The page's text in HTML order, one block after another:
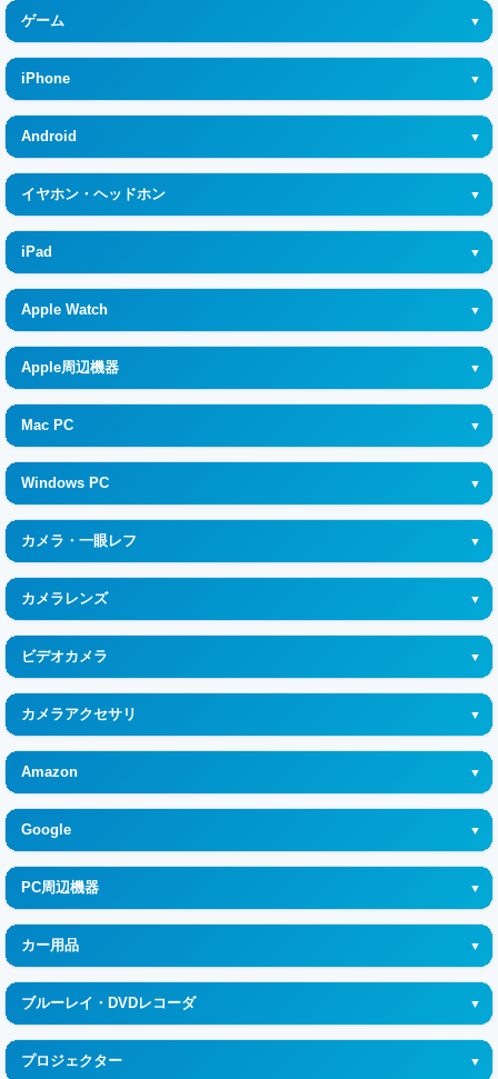
ゲーム
Nintendo Switch 2
Nintendo Switch
PlayStation5
PlayStation Portal
ゲームソフト
Steam
ASUS ROG
Meta Quest
PlayStation VR
PICO 4 (VRヘッドセット)
メガドライブミニ
その他
iPhone
iPhone17 ProMax
iPhone17 Pro
iPhone17
iPhone 17e
iPhone Air
iPhone16 Pro
iPhone16 Plus
iPhone16
iPhone16e
Android
Google (グーグル)
OPPO (オッポ)
Motorola (モトローラ)
SHARP (シャープ)
SONY (ソニー)
FCNT (エフシーエヌティー)
イヤホン・ヘッドホン
WF-1000XM
AirPods Pro
AirPods
AirPods Max
WH-1000XM
WF-C510
WH-ULT900N
WF-C700N
WH-CH720N
WH-CH520
INZONE
BOSE(ボーズ)
JBL
audio-technica (オーディオテクニカ)
Technics(テクニクス)
iPad
iPad
iPad Mini
iPad Air
iPad Pro
Apple Watch
Apple Watch Series 11
Apple Watch SE 第3世代
Apple Watch Ultra 3 GPS+Cellularモデル
Apple Watch Series 10
Apple Watch SE 第2世代
Apple周辺機器
Apple Pencil
AirTag
HomePod
充電アクセサリ
Apple TV
Mac PC
Mac book
Macデスクトップ
Windows PC
Surface
カメラ・一眼レフ
デジタル一眼カメラ
デジタルカメラ
フィルムカメラ
チェキ・インスタントカメラ
カメラレンズ
レンズ
ビデオカメラ
ビデオカメラ
カメラアクセサリ
フラッシュ・ストロボ
カメラバッテリー
カメラケース
Amazon
Kindle Paperwhite
Kindle
Kindle Scribe
Kindle Colorsoft
Fire TV Stick
Fireタブレット
Google
Google Fitbit (グーグルフィットビット)
Google TV Streamer
NestHub(ネストハブ)
Google Home (グーグルホーム)
ChromeCast(クロームキャスト)
PC周辺機器
AMD Ryzen
Intel Core
GPU(グラフィックボード・ビデオカード)
メモリー
カー用品
カーナビ
ドライブレコーダー
車載モニター
ブルーレイ・DVDレコーダ
ブルーレイ・DVDレコーダ
プロジェクター